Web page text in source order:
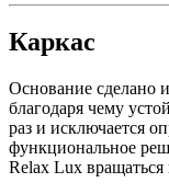
Каркас
Основание сделано
благодаря чему
раз и исключается
функциональное
Relax Lux вращаться